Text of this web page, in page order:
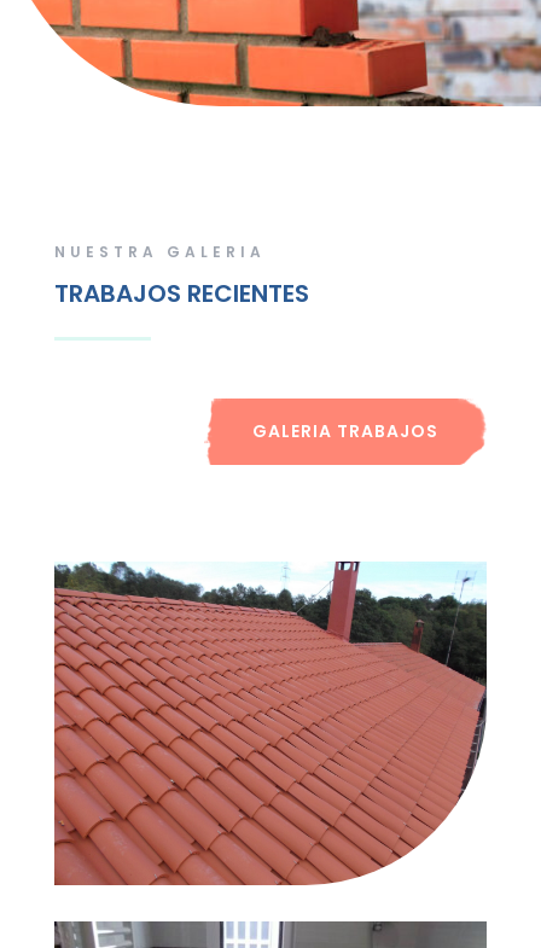
NUESTRA GALERIA
TRABAJOS RECIENTES
GALERIA TRABAJOS